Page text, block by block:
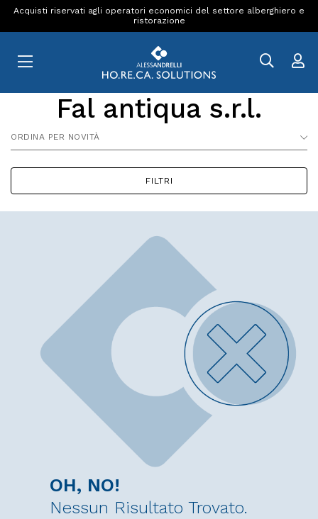
Acquisti riservati agli operatori economici del settore alberghiero e
ristorazione
Fal antiqua s.r.l.
ORDINA PER NOVITÀ
FILTRI
OH, NO!
Nessun Risultato Trovato.